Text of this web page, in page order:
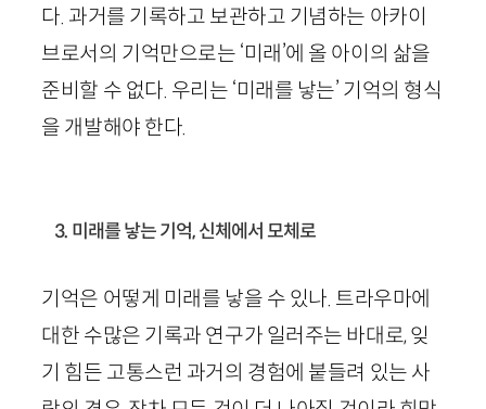
다. 과거를 기록하고 보관하고 기념하는 아카이
브로서의 기억만으로는 ‘미래’에 올 아이의 삶을
준비할 수 없다. 우리는 ‘미래를 낳는’ 기억의 형식
을 개발해야 한다.
3. 미래를 낳는 기억, 신체에서 모체로
기억은 어떻게 미래를 낳을 수 있나. 트라우마에
대한 수많은 기록과 연구가 일러주는 바대로, 잊
기 힘든 고통스런 과거의 경험에 붙들려 있는 사